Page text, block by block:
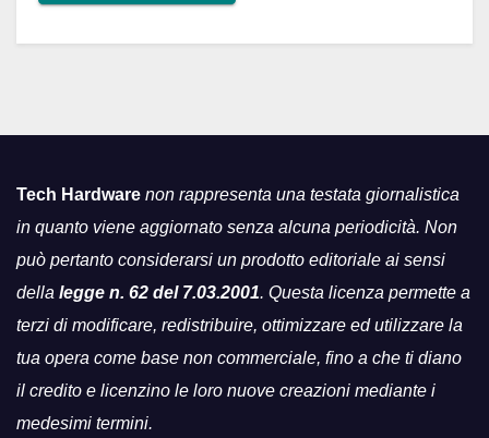
Tech Hardware non rappresenta una testata giornalistica
in quanto viene aggiornato senza alcuna periodicità. Non
può pertanto considerarsi un prodotto editoriale ai sensi
della legge n. 62 del 7.03.2001. Questa licenza permette a
terzi di modificare, redistribuire, ottimizzare ed utilizzare la
tua opera come base non commerciale, fino a che ti diano
il credito e licenzino le loro nuove creazioni mediante i
medesimi termini.